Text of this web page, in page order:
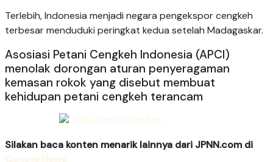
Terlebih, Indonesia menjadi negara pengekspor cengkeh
terbesar menduduki peringkat kedua setelah Madagaskar.
Asosiasi Petani Cengkeh Indonesia (APCI)
menolak dorongan aturan penyeragaman
kemasan rokok yang disebut membuat
kehidupan petani cengkeh terancam
Silakan baca konten menarik lainnya dari JPNN.com di
Google News